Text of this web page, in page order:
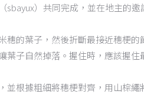
）共同完成，並在地主的邀
穗的葉子，然後折斷最接近穗梗的
葉子自然掉落。握住時，應該握住
根據粗細將穗梗對齊，用山棕繩